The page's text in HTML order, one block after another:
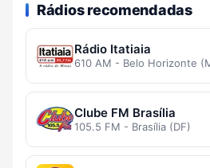
Rádios recomendadas
Rádio Itatiaia
610 AM - Belo Horizonte
Clube FM Brasília
105.5 FM - Brasília (DF)